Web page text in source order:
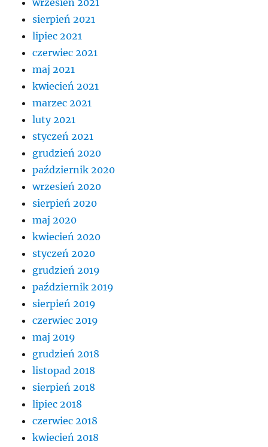
wrzesień 2021
sierpień 2021
lipiec 2021
czerwiec 2021
maj 2021
kwiecień 2021
marzec 2021
luty 2021
styczeń 2021
grudzień 2020
październik 2020
wrzesień 2020
sierpień 2020
maj 2020
kwiecień 2020
styczeń 2020
grudzień 2019
październik 2019
sierpień 2019
czerwiec 2019
maj 2019
grudzień 2018
listopad 2018
sierpień 2018
lipiec 2018
czerwiec 2018
kwiecień 2018